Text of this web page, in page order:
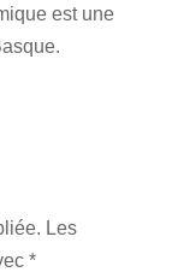
est une
Les
*